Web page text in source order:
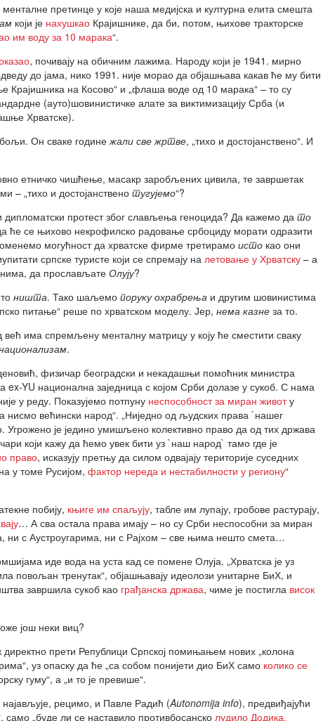
претинце у које наша медијска и културна елита смешта
који је нахушкао Крајишнике, да би, потом, њихове тракторске
им воду за 10 марака“.
, почивају на обичним лажима. Народу који је 1941. мирно
до јама, нико 1991. није морао да објашњава какав ће му бити
на Косово“ и „флаша воде од 10 марака“ – то су
(ауто)шовинистичке алате за виктимизацију Срба (и
Хрватске).
Он сваке године жали све жртве, „тихо и достојанствено“. И
етничко чишћење, масакр заробљених цивила, те завршетак
– „тихо и достојанственотугујемо“?
протест због слављења геноцида? Да кажемо да то
ће се њихово некрофилско радовање србоциду морати одразити
могућност да хрватске фирме третирамо исто као они
српске туристе који се спремају на летовање у Хрватску – а
да прослављате Олују?
ништа. Тако шаљемо поруку охрабрења и другим шовинистима
питање“ реше по хрватском моделу. Јер, нема казне за то.
већ има спремљену менталну матрицу у коју ће сместити сваку
.
физичар београдски и некадашњи помоћник министра
ex-YU национална заједница с којом Срби долазе у сукоб. С нама
у реду. Показујемо потпуну неспособност за миран животу
нисмо већински народ“. „Ниједно од људских права `нашег
Угрожено је једино умишљено колективно право да од тих држава
који кажу да ћемо увек бити уз `наш народ` тамо где је
право, исказују претњу да силом одвајају територије суседних
у томе Русијом, фактор нереда и нестабилности у региону“
побију, књиге им спаљују, табле им лупају, гробове растурају,
… А сва остала права имају – но су Срби неспособни за миран
ни с Аустроугарима, ни с Рајхом – све њима нешто смета…
иде вода на уста кад се помене Олуја. „Хрватска је уз
повољан тренутак“, објашњавају идеолози унитарне БиХ, и
завршила сукоб као грађанска држава, чиме је постигла висок
још неки виц?
прети Републици Српској помињањем нових „колона
уз опаску да ће „са собом понијети дио БиХ само колико се
гуму“, а „и то је превише“.
рецимо, и Павле Радић (Autonomija info), предвиђајући
„буде ли се наставило противбосанско лудило Додика,